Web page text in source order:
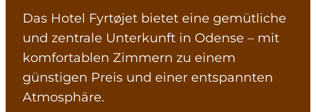
Reiseplanung
Inspiration
Das Hotel Fyrtøjet bietet eine gemütliche
und zentrale Unterkunft in Odense – mit
komfortablen Zimmern zu einem
günstigen Preis und einer entspannten
Atmosphäre.